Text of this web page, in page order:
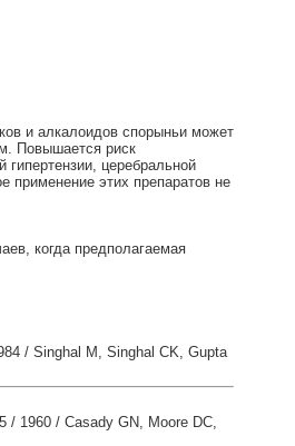
и алкалоидов спорыньи может
Повышается риск
гипертензии, церебральной
этих препаратов не
когда предполагаемая
/ Singhal M, Singhal CK, Gupta
/ 1960 / Casady GN, Moore DC,